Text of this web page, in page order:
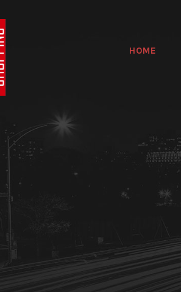
HOME